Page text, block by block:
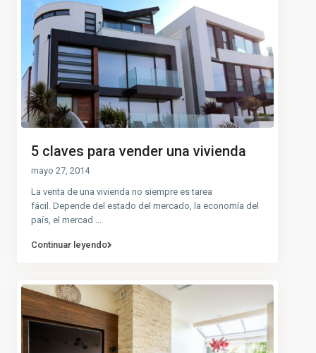
5 claves para vender una vivienda
mayo 27, 2014
La venta de una vivienda no siempre es tarea
fácil. Depende del estado del mercado, la economía del
país, el mercad ...
Continuar leyendo